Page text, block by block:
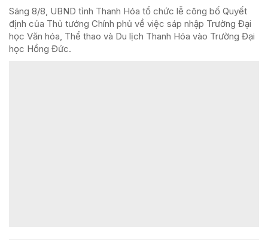
Sáng 8/8, UBND tỉnh Thanh Hóa tổ chức lễ công bố Quyết
định của Thủ tướng Chính phủ về việc sáp nhập Trường Đại
học Văn hóa, Thể thao và Du lịch Thanh Hóa vào Trường Đại
học Hồng Đức.